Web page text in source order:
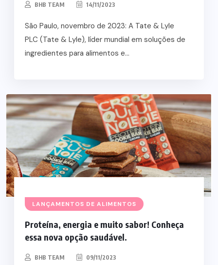
BHB TEAM 14/11/2023
São Paulo, novembro de 2023: A Tate & Lyle
PLC (Tate & Lyle), líder mundial em soluções de
ingredientes para alimentos e...
LANÇAMENTOS DE ALIMENTOS
Proteína, energia e muito sabor! Conheça
essa nova opção saudável.
BHB TEAM 09/11/2023